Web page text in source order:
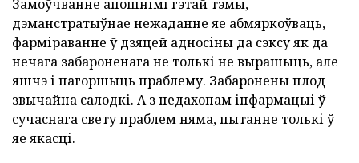
Замоўчванне апошнімі гэтай тэмы,
дэманстратыўнае нежаданне яе абмяркоўваць,
фарміраванне ў дзяцей адносіны да сэксу як да
нечага забароненага не толькі не вырашыць, але
яшчэ і пагоршыць праблему. Забаронены плод
звычайна салодкі. А з недахопам інфармацыі ў
сучаснага свету праблем няма, пытанне толькі ў
яе якасці.